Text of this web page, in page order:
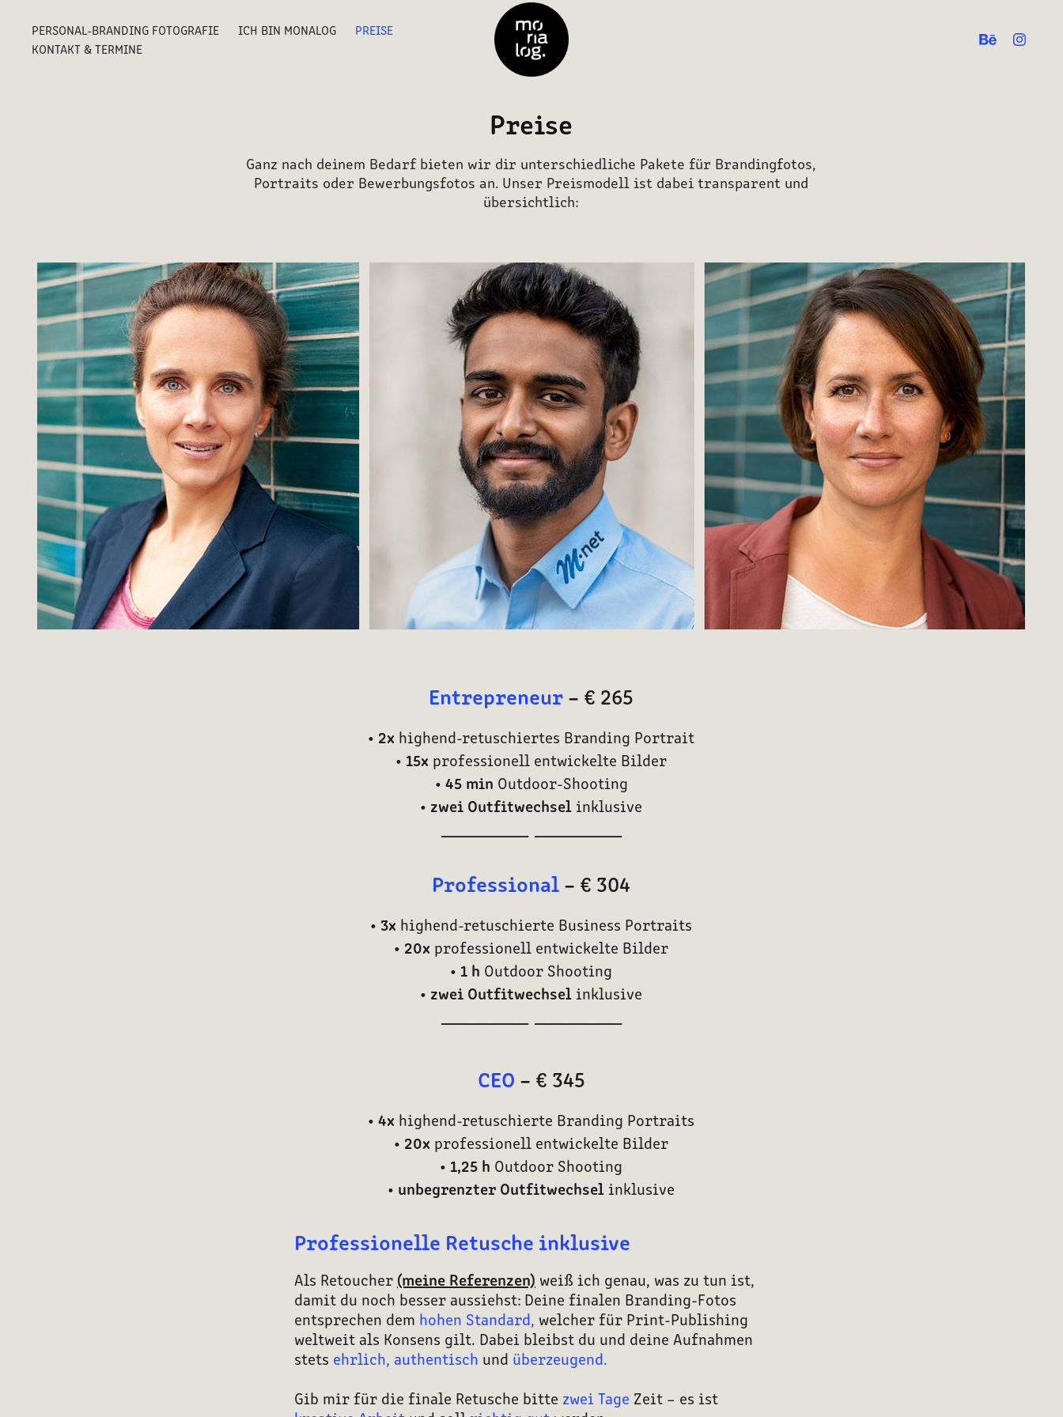
PERSONAL-BRANDING FOTOGRAFIE ICH BIN MONALOG
PREISE
KONTAKT & TERMINE
Preise
Ganz nach deinem Bedarf bieten wir dir unterschiedliche Pakete für Brandingfotos,
Portraits oder Bewerbungsfotos an. Unser Preismodell ist dabei transparent und
übersichtlich:
Entrepreneur– € 265
• 2x highend-retuschiertes Branding Portrait
• 15x professionell entwickelte Bilder
• 45 min Outdoor-Shooting
• zwei Outfitwechsel inklusive
Professional– € 304
• 3x highend-retuschierte Business Portraits
• 20x professionell entwickelte Bilder
• 1 h Outdoor Shooting
• zwei Outfitwechsel inklusive
CEO – € 345
• 4x highend-retuschierte Branding Portraits
• 20x professionell entwickelte Bilder
• 1,25 h Outdoor Shooting
• unbegrenzter Outfitwechsel inklusive
Professionelle Retusche inklusive
Als Retoucher (meine Referenzen) weiß ich genau, was zu tun ist,
damit du noch besser aussiehst: Deine finalen Branding-Fotos
entsprechen dem hohen Standard, welcher für Print-Publishing
weltweit als Konsens gilt. Dabei bleibst du und deine Aufnahmen
stets ehrlich, authentisch und überzeugend.
Gib mir für die finale Retusche bitte zwei Tage Zeit – es ist